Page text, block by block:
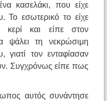
κασελάκι, που είχε
Το εσωτερικό το είχε
και είπε στον
ψάλει τη νεκρώσιμη
γιατί τον ενταφίασαν
Συγχρόνως είπε πως
αυτός συνάντησε